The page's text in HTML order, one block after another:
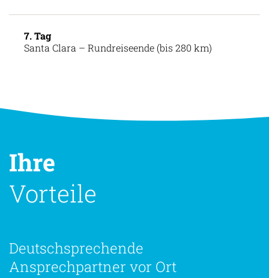
7. Tag
Santa Clara – Rundreiseende (bis 280 km)
Ihre
Vorteile
Deutschsprechende
Ansprechpartner vor Ort